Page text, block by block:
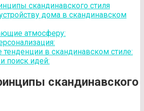
скандинавского стиля
дома в скандинавском
атмосферу:
в скандинавском стиле:
поиск идей:
скандинавского